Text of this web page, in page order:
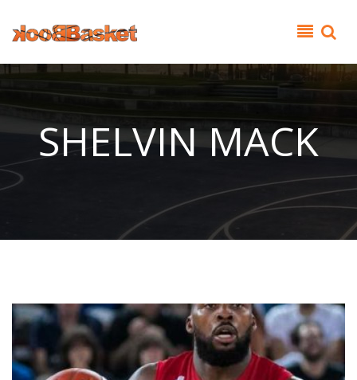
SHELVIN MACK